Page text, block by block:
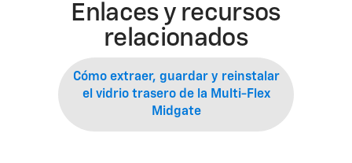
Enlaces y recursos
relacionados
Cómo extraer, guardar y reinstalar
el vidrio trasero de la Multi-Flex
Midgate